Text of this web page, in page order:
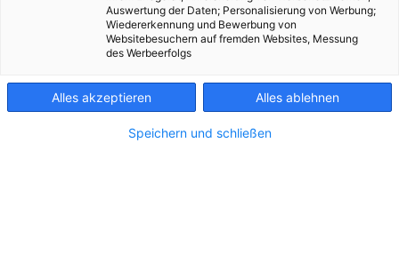
Auswertung der Daten; Personalisierung von Werbung;
Wiedererkennung und Bewerbung von
Websitebesuchern auf fremden Websites, Messung
des Werbeerfolgs
Alles akzeptieren Alles ablehnen
Speichern und schließen